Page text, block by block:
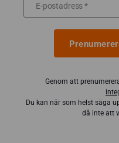
Genom att
Du kan när som helst säga
då inte att